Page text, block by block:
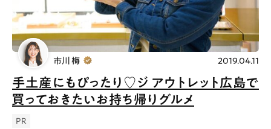
手土産にもぴったり♡ジ アウトレット広島で
買っておきたいお持ち帰りグルメ
PR
市川 梅 2019.04.11